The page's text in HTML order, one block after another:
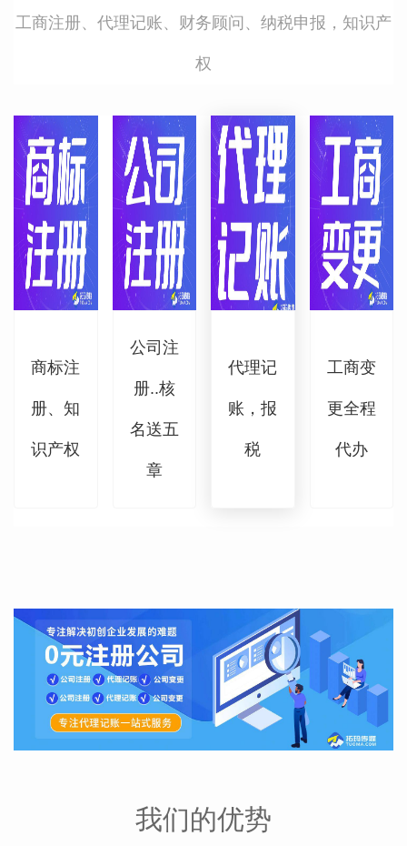
工商注册、代理记账、财务顾问、纳税申报，知识产
权
商标注
册、知
识产权
公司注
册..核
名送五
章
代理记
账，报
税
工商变
更全程
代办
我们的优势